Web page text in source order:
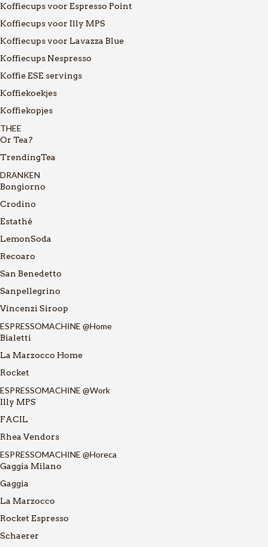
Koffiecups voor Espresso Point
Koffiecups voor Illy MPS
Koffiecups voor Lavazza Blue
Koffiecups Nespresso
Koffie ESE servings
Koffiekoekjes
Koffiekopjes
THEE
Or Tea?
TrendingTea
DRANKEN
Bongiorno
Crodino
Estathé
LemonSoda
Recoaro
San Benedetto
Sanpellegrino
Vincenzi Siroop
ESPRESSOMACHINE @Home
Bialetti
La Marzocco Home
Rocket
ESPRESSOMACHINE @Work
Illy MPS
FACIL
Rhea Vendors
ESPRESSOMACHINE @Horeca
Gaggia Milano
Gaggia
La Marzocco
Rocket Espresso
Schaerer